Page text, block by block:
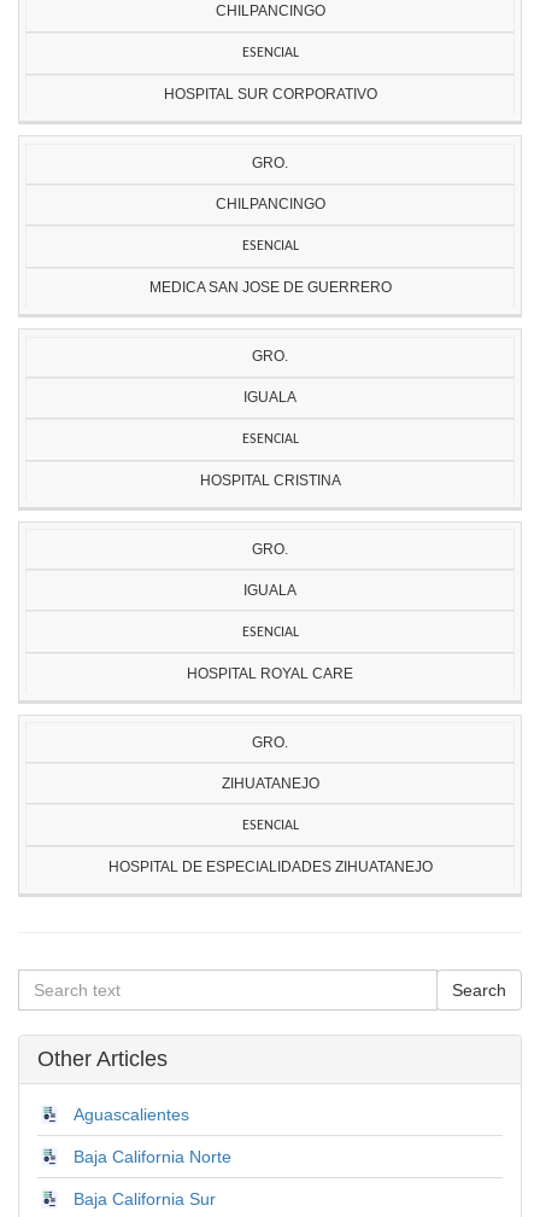
CHILPANCINGO
ESENCIAL
HOSPITAL SUR CORPORATIVO
GRO.
CHILPANCINGO
ESENCIAL
MEDICA SAN JOSE DE GUERRERO
GRO.
IGUALA
ESENCIAL
HOSPITAL CRISTINA
GRO.
IGUALA
ESENCIAL
HOSPITAL ROYAL CARE
GRO.
ZIHUATANEJO
ESENCIAL
HOSPITAL DE ESPECIALIDADES ZIHUATANEJO
Other Articles
Aguascalientes
Baja California Norte
Baja California Sur